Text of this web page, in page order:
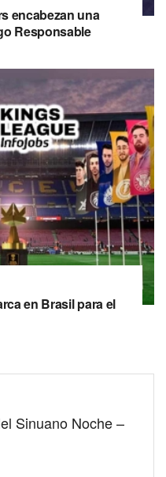
encabezan una
Responsable
en Brasil para el
Sinuano Noche –